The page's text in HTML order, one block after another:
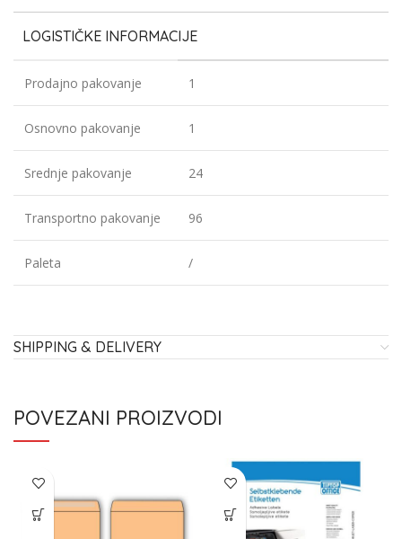
LOGISTIČKE INFORMACIJE
Prodajno pakovanje 1
Osnovno pakovanje 1
Srednje pakovanje 24
Transportno pakovanje 96
Paleta /
SHIPPING & DELIVERY
POVEZANI PROIZVODI